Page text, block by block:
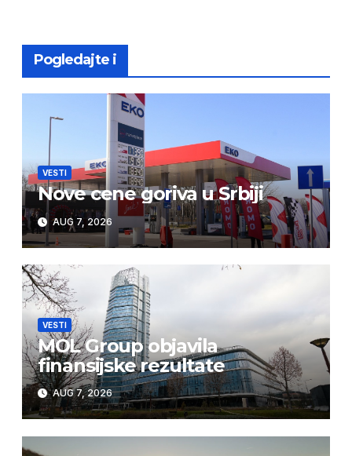
Pogledajte i
VESTI
Nove cene goriva u Srbiji
AUG 7, 2026
VESTI
MOL Group objavila
finansijske rezultate
AUG 7, 2026